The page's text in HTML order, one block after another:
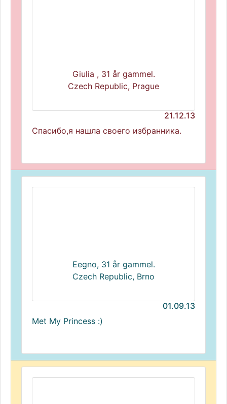
Giulia , 31 år gammel.
Czech Republic, Prague
21.12.13
Спасибо,я нашла своего избранника.
Eegno, 31 år gammel.
Czech Republic, Brno
01.09.13
Met My Princess :)